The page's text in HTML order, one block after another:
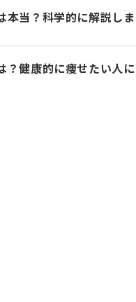
当？科学的に解説しま
健康的に痩せたい人